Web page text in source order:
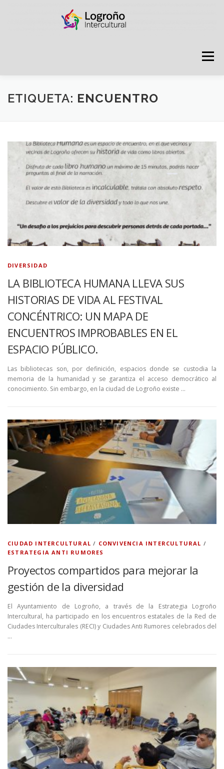
Menú
LOGROÑO INTERCULTURAL
GRADÚATE EN CONVIVENCIA CAMPAÑAS
RECURSOS PUNTO DE ACOGIDA
ETIQUETA: ENCUENTRO
DIVERSIDAD
LA BIBLIOTECA HUMANA LLEVA SUS
HISTORIAS DE VIDA AL FESTIVAL
CONCÉNTRICO: UN MAPA DE
ENCUENTROS IMPROBABLES EN EL
ESPACIO PÚBLICO.
Las bibliotecas son, por definición, espacios donde se custodia la
memoria de la humanidad y se garantiza el acceso democrático al
conocimiento. Sin embargo, en la ciudad de Logroño existe …
CIUDAD INTERCULTURAL / CONVIVENCIA INTERCULTURAL /
ESTRATEGIA ANTI RUMORES
Proyectos compartidos para mejorar la
gestión de la diversidad
El Ayuntamiento de Logroño, a través de la Estrategia Logroño
Intercultural, ha participado en los encuentros estatales de la Red de
Ciudades Interculturales (RECI) y Ciudades Anti Rumores celebrados del
…